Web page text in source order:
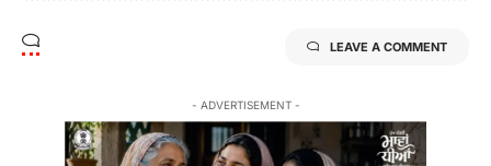
LEAVE A COMMENT
- ADVERTISEMENT -